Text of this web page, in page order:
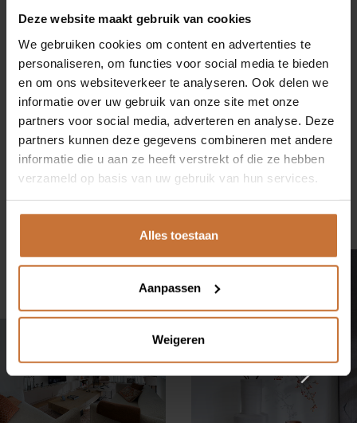
Deze website maakt gebruik van cookies
We gebruiken cookies om content en advertenties te
personaliseren, om functies voor social media te bieden
en om ons websiteverkeer te analyseren. Ook delen we
informatie over uw gebruik van onze site met onze
partners voor social media, adverteren en analyse. Deze
partners kunnen deze gegevens combineren met andere
informatie die u aan ze heeft verstrekt of die ze hebben
verzameld op basis van uw gebruik van hun services.
Alles toestaan
Aanpassen
Weigeren
CONTACT
SHOWROOM
EIGENMEIJS
ONZE MERKEN
SHOP
CONTACT
Ringbaan-Zuid 251
013 535 9464
deze tevreden klant!